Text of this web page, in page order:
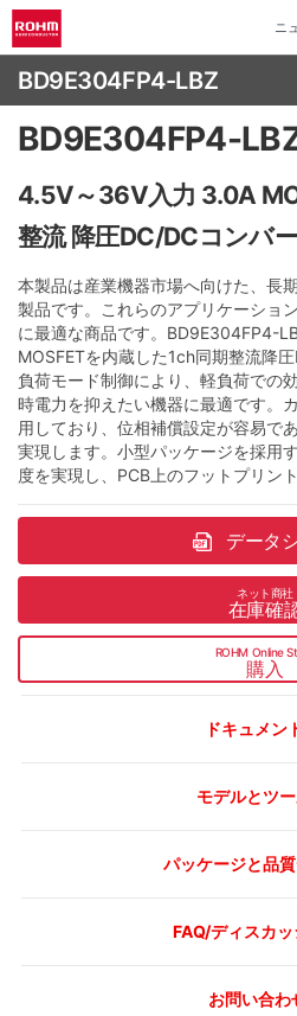
ニ
BD9E304FP4-LBZ
BD9E304FP4-
4.5V～36V入力 3.0A
整流 降圧DC/DCコンバ
本製品は産業機器市場へ向けた、長
製品です。これらのアプリケーショ
に最適な商品です。BD9E304FP4-
MOSFETを内蔵した1ch同期整流降
負荷モード制御により、軽負荷での
時電力を抑えたい機器に最適です。
用しており、位相補償設定が容易で
実現します。小型パッケージを採用
度を実現し、PCB上のフットプリン
データ
ネット商社
在庫確
ROHM Online
購入
ドキュメン
モデルとツ
パッケージと品
FAQ/ディスカ
お問い合わ